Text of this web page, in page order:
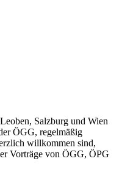
Salzburg und Wien
ÖGG, regelmäßig
willkommen sind,
Vorträge von ÖGG, ÖPG